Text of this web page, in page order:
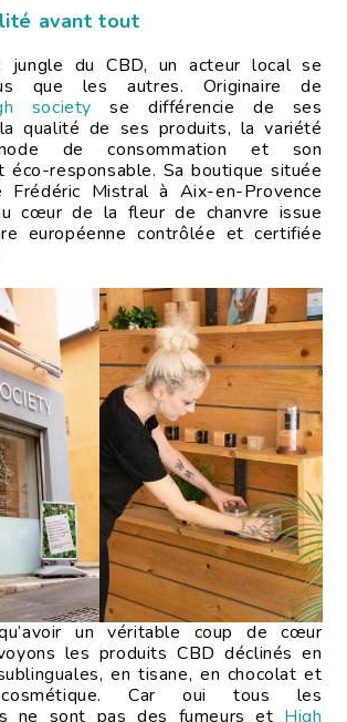
avant tout
du CBD, un acteur local se
que les autres. Originaire de
society se différencie de ses
qualité de ses produits, la variété
de consommation et son
éco-responsable. Sa boutique située
Mistral à Aix-en-Provence
cœur de la fleur de chanvre issue
européenne contrôlée et certifiée
un véritable coup de cœur
les produits CBD déclinés en
en tisane, en chocolat et
Car oui tous les
ne sont pas des fumeurs et High